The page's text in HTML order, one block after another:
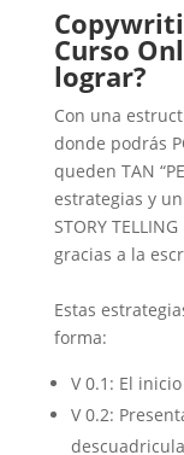
Curso
lograr?
Con una
donde podrás
queden TAN
estrategias y
STORY
gracias a la
Estas
forma:
V 0.1: El inicio
V 0.2: